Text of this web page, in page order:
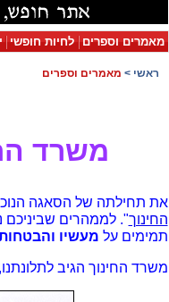
מאמרים וספרים לחיות חופשי
ראשי > מאמרים וספרים
משרד
את תחילתה של הסאגה
החינוך". לממהרים שביניכם
תמימים על מעשיו
משרד החינוך הגיב